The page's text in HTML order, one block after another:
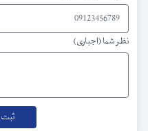
نظر شما (اجباری)